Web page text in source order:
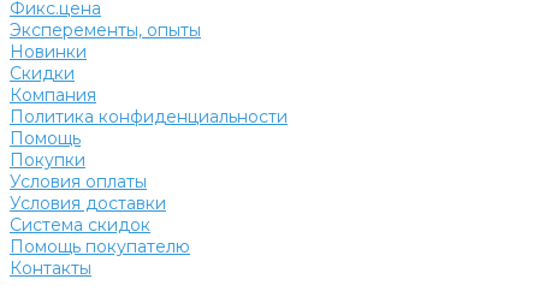
Фикс.цена
Эксперементы, опыты
Новинки
Скидки
Компания
Политика конфиденциальности
Помощь
Покупки
Условия оплаты
Условия доставки
Система скидок
Помощь покупателю
Контакты